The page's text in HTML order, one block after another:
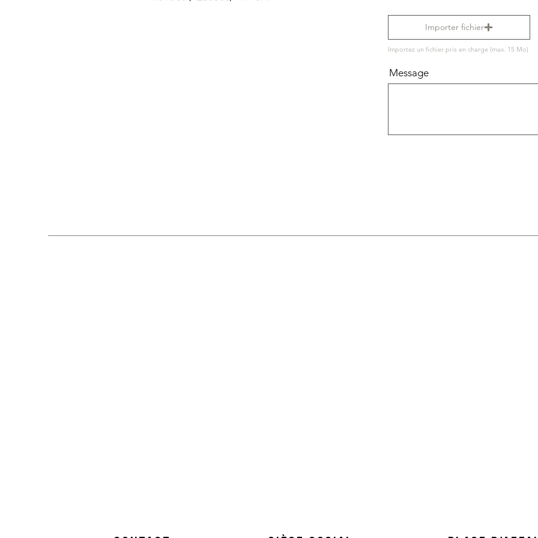
Importer fichier
Importez un fichier pris en charge (max. 15 Mo)
Message